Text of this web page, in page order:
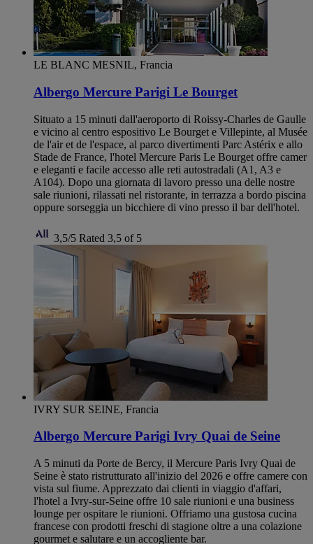
LE BLANC MESNIL, Francia
Albergo Mercure Parigi Le Bourget
Situato a 15 minuti dall'aeroporto di Roissy-Charles de Gaulle
e vicino al centro espositivo Le Bourget e Villepinte, al Musée
de l'air et de l'espace, al parco divertimenti Parc Astérix e allo
Stade de France, l'hotel Mercure Paris Le Bourget offre camer
e eleganti e facile accesso alle reti autostradali (A1, A3 e
A104). Dopo una giornata di lavoro presso una delle nostre
sale riunioni, rilassati nel ristorante, in terrazza a bordo piscina
oppure sorseggia un bicchiere di vino presso il bar dell'hotel.
3,5/5 Rated 3,5 of 5
IVRY SUR SEINE, Francia
Albergo Mercure Parigi Ivry Quai de Seine
A 5 minuti da Porte de Bercy, il Mercure Paris Ivry Quai de
Seine è stato ristrutturato all'inizio del 2026 e offre camere con
vista sul fiume. Apprezzato dai clienti in viaggio d'affari,
l'hotel a Ivry-sur-Seine offre 10 sale riunioni e una business
lounge per ospitare le riunioni. Offriamo una gustosa cucina
francese con prodotti freschi di stagione oltre a una colazione
gourmet e salutare e un accogliente bar.